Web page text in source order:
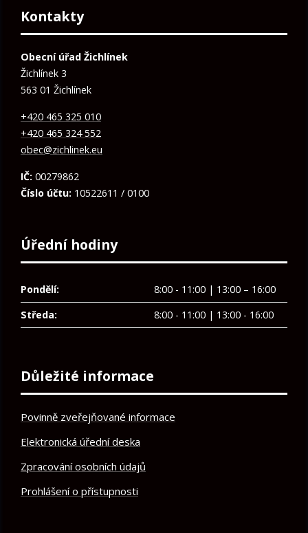
Kontakty
Obecní úřad Žichlínek
Žichlínek 3
563 01 Žichlínek
+420 465 325 010
+420 465 324 552
obec@zichlinek.eu
IČ: 00279862
Číslo účtu: 10522611 / 0100
Úřední hodiny
Pondělí:
8:00 - 11:00 | 13:00 – 16:00
Středa:
8:00 - 11:00 | 13:00 - 16:00
Důležité informace
Povinně zveřejňované informace
Elektronická úřední deska
Zpracování osobních údajů
Prohlášení o přístupnosti